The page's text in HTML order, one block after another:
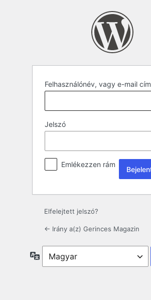
Felhasználónév, vagy e-mail cím
Jelszó
Emlékezzen rám
Elfelejtett jelszó?
← Irány a(z) Gerinces Magazin
Nyelv